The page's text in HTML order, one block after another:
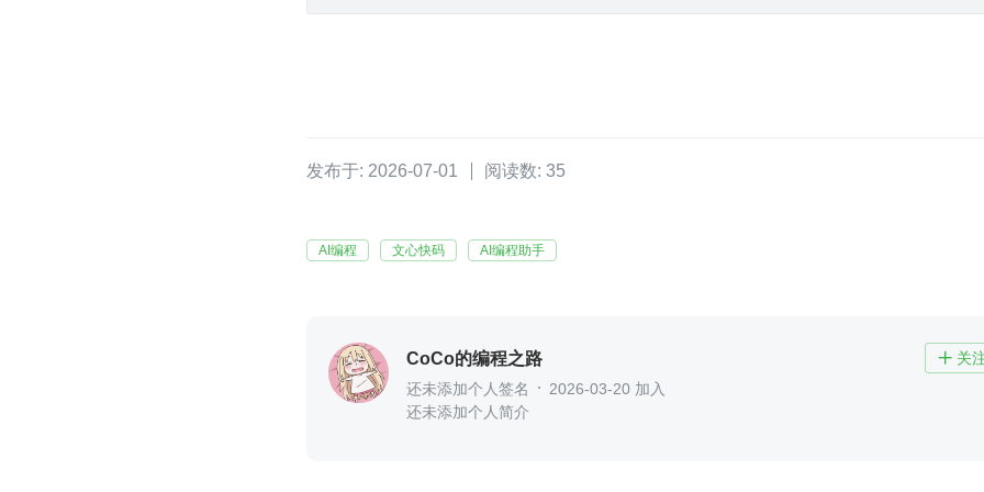
发布于: 2026-07-01 阅读数: 35
AI编程 文心快码 AI编程助手
CoCo的编程之路  关
还未添加个人签名
2026-03-20 加入
还未添加个人简介